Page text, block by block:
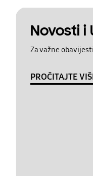
Novosti i
Za važne
PROČITAJTE